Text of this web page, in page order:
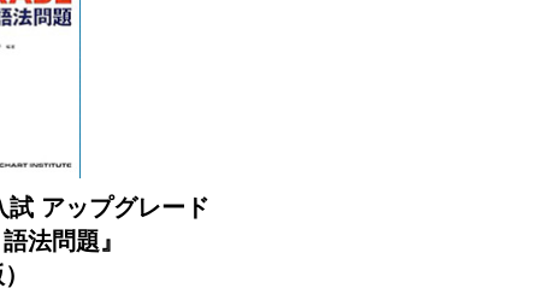
試 アップグレード
法問題』